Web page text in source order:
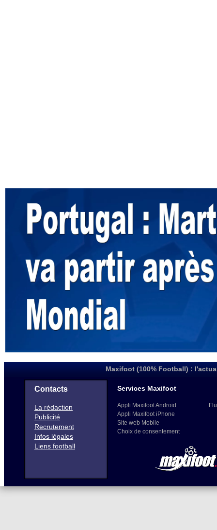
Maxifoot (100% Football) :
Contacts
La rédaction
Publicité
Recrutement
Infos légales
Liens football
Services Maxifoot
Appli Maxifoot Android
Appli Maxifoot iPhone
Site web Mobile
Choix de consentement